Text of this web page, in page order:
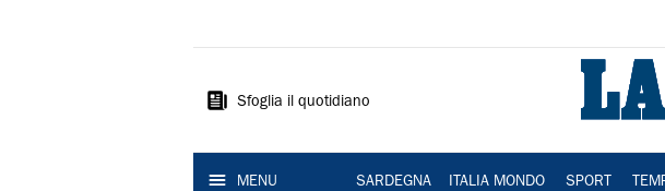
Sardegna
Sfoglia il quotidiano
MENU SARDEGNA ITALIA MONDO SPORT